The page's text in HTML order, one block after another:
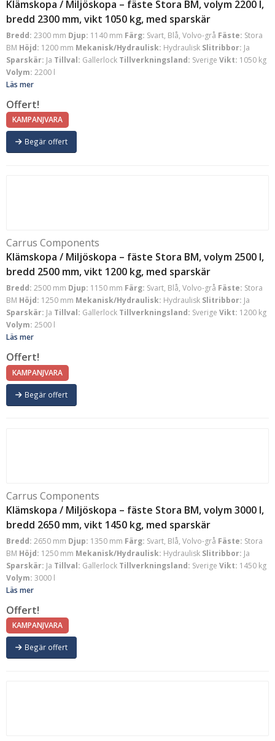
Klämskopa / Miljöskopa – fäste Stora BM, volym 2200 l,
bredd 2300 mm, vikt 1050 kg, med sparskär
Bredd: 2300 mm Djup: 1140 mm Färg: Svart, Blå, Volvo-grå Fäste: Stora
BM Höjd: 1200 mm Mekanisk/Hydraulisk: Hydraulisk Slitribbor: Ja
Sparskär: Ja Tillval: Gallerlock Tillverkningsland: Sverige Vikt: 1050 kg
Volym: 2200 l
Läs mer
Offert!
KAMPANJVARA
Begär offert
Carrus Components
Klämskopa / Miljöskopa – fäste Stora BM, volym 2500 l,
bredd 2500 mm, vikt 1200 kg, med sparskär
Bredd: 2500 mm Djup: 1150 mm Färg: Svart, Blå, Volvo-grå Fäste: Stora
BM Höjd: 1250 mm Mekanisk/Hydraulisk: Hydraulisk Slitribbor: Ja
Sparskär: Ja Tillval: Gallerlock Tillverkningsland: Sverige Vikt: 1200 kg
Volym: 2500 l
Läs mer
Offert!
KAMPANJVARA
Begär offert
Carrus Components
Klämskopa / Miljöskopa – fäste Stora BM, volym 3000 l,
bredd 2650 mm, vikt 1450 kg, med sparskär
Bredd: 2650 mm Djup: 1350 mm Färg: Svart, Blå, Volvo-grå Fäste: Stora
BM Höjd: 1250 mm Mekanisk/Hydraulisk: Hydraulisk Slitribbor: Ja
Sparskär: Ja Tillval: Gallerlock Tillverkningsland: Sverige Vikt: 1450 kg
Volym: 3000 l
Läs mer
Offert!
KAMPANJVARA
Begär offert